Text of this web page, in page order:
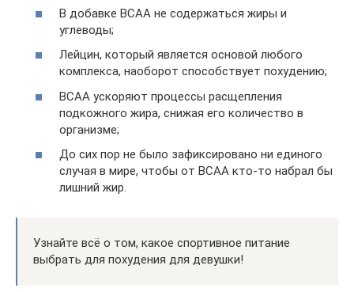
В добавке BCAA не содержаться жиры и
углеводы;
Лейцин, который является основой любого
комплекса, наоборот способствует похудению;
BCAA ускоряют процессы расщепления
подкожного жира, снижая его количество в
организме;
До сих пор не было зафиксировано ни единого
случая в мире, чтобы от BCAA кто-то набрал бы
лишний жир.
Узнайте всё о том, какое спортивное питание
выбрать для похудения для девушки!